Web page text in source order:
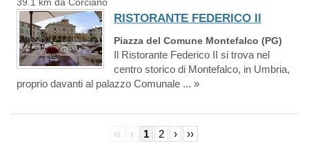
RISTORANTE FEDERICO II
Piazza del Comune Montefalco (PG)
Il Ristorante Federico II si trova nel
centro storico di Montefalco, in Umbria,
proprio davanti al palazzo Comunale ... »
‹‹ ‹ 1 2 › ››